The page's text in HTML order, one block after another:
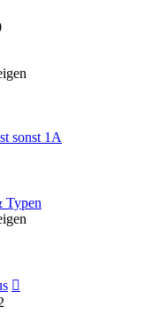
sonst 1A
Typen